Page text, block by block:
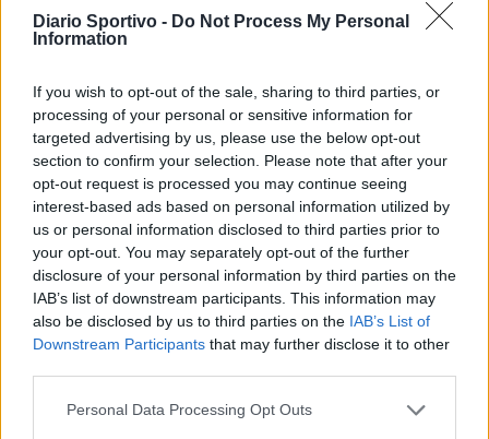
Diario Sportivo - Do Not Process My Personal
Information
If you wish to opt-out of the sale, sharing to third parties, or
processing of your personal or sensitive information for
targeted advertising by us, please use the below opt-out
section to confirm your selection. Please note that after your
opt-out request is processed you may continue seeing
interest-based ads based on personal information utilized by
us or personal information disclosed to third parties prior to
your opt-out. You may separately opt-out of the further
disclosure of your personal information by third parties on the
IAB’s list of downstream participants. This information may
also be disclosed by us to third parties on the IAB’s List of
Downstream Participants that may further disclose it to other
Personal Data Processing Opt Outs